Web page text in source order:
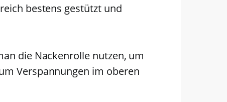
bestens gestützt und
die Nackenrolle nutzen, um
Verspannungen im oberen